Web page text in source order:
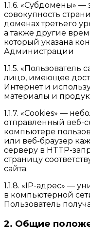
1.1.6. «Субдомены»
совокупность
доменах третьего
а также другие
который указана
Администрации
1.1.5. «Пользователь
лицо, имеющее
Интернет и
материалы и
1.1.7. «Cookies» —
отправленный веб-
компьютере
или веб-браузер
серверу в HTTP-
страницу
сайта.
1.1.8. «IP-адрес» —
в компьютерной
Пользователь
2. Общие